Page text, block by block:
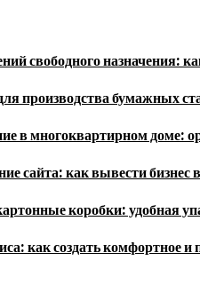
свободного назначения:
производства бумажных
в многоквартирном доме:
сайта: как вывести бизнес
коробки: удобная
как создать комфортное и